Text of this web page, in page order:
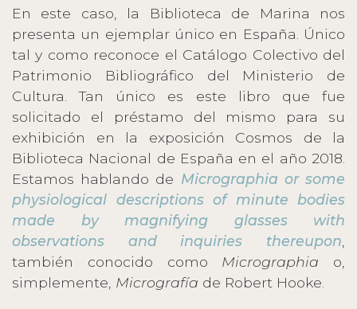
En este caso, la Biblioteca de Marina nos
presenta un ejemplar único en España. Único
tal y como reconoce el Catálogo Colectivo del
Patrimonio Bibliográfico del Ministerio de
Cultura. Tan único es este libro que fue
solicitado el préstamo del mismo para su
exhibición en la exposición Cosmos de la
Biblioteca Nacional de España en el año 2018.
Estamos hablando de Micrographia or some
physiological descriptions of minute bodies
made by magnifying glasses with
observations and inquiries thereupon,
también conocido como Micrographia o,
simplemente, Micrografía de Robert Hooke.